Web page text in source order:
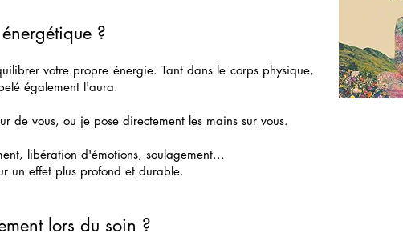
?
votre propre énergie. Tant dans le corps physique,
également l'aura.​
de vous, ou je pose directement les mains sur vous.
libération d'émotions, soulagement...
un effet plus profond et durable.
lors du soin ?